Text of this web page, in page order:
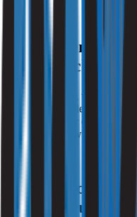
Slechte ventilatie
binnen
. Door te weinig ventilatie
woning af en “slechte”
kan zorgen voor een
echt ongezond worden, voor
Slechte
door Vervuiling